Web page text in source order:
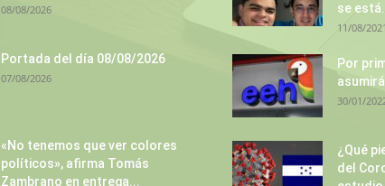
08/08/2026
Portada del día 08/08/2026
07/08/2026
«No tenemos que ver colores
políticos», afirma Tomás
Zambrano en entrega...
se
11/08/2021
Por
30/01/
¿Qué
del